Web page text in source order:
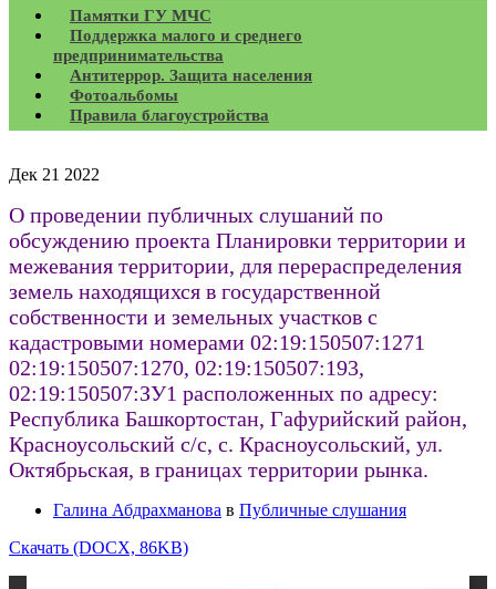
Памятки ГУ МЧС
Поддержка малого и среднего
предпринимательства
Антитеррор. Защита населения
Фотоальбомы
Правила благоустройства
Дек 21 2022
О проведении публичных слушаний по
обсуждению проекта Планировки территории и
межевания территории, для перераспределения
земель находящихся в государственной
собственности и земельных участков с
кадастровыми номерами 02:19:150507:1271
02:19:150507:1270, 02:19:150507:193,
02:19:150507:ЗУ1 расположенных по адресу:
Республика Башкортостан, Гафурийский район,
Красноусольский с/с, с. Красноусольский, ул.
Октябрьская, в границах территории рынка.
Галина Абдрахманова в Публичные слушания
Скачать (DOCX, 86KB)